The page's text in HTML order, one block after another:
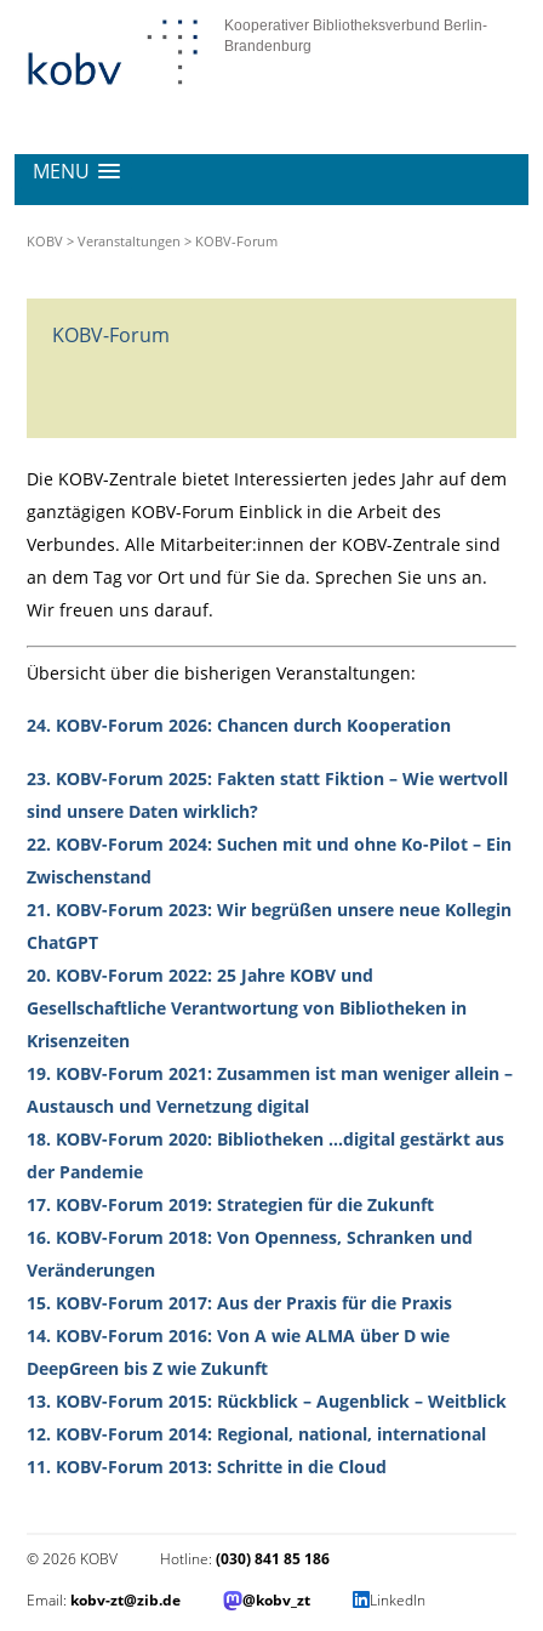
Kooperativer Bibliotheksverbund Berlin-
Brandenburg
MENU
KOBV >Veranstaltungen > KOBV-Forum
KOBV-Forum
Die KOBV-Zentrale bietet Interessierten jedes Jahr auf dem
ganztägigen KOBV-Forum Einblick in die Arbeit des
Verbundes. Alle Mitarbeiter:innen der KOBV-Zentrale sind
an dem Tag vor Ort und für Sie da. Sprechen Sie uns an.
Wir freuen uns darauf.
Übersicht über die bisherigen Veranstaltungen:
24. KOBV-Forum 2026: Chancen durch Kooperation
23. KOBV-Forum 2025: Fakten statt Fiktion – Wie wertvoll
sind unsere Daten wirklich?
22. KOBV-Forum 2024: Suchen mit und ohne Ko-Pilot – Ein
Zwischenstand
21. KOBV-Forum 2023: Wir begrüßen unsere neue Kollegin
ChatGPT
20. KOBV-Forum 2022: 25 Jahre KOBV und
Gesellschaftliche Verantwortung von Bibliotheken in
Krisenzeiten
19. KOBV-Forum 2021: Zusammen ist man weniger allein –
Austausch und Vernetzung digital
18. KOBV-Forum 2020: Bibliotheken …digital gestärkt aus
der Pandemie
17. KOBV-Forum 2019: Strategien für die Zukunft
16. KOBV-Forum 2018: Von Openness, Schranken und
Veränderungen
15. KOBV-Forum 2017: Aus der Praxis für die Praxis
14. KOBV-Forum 2016: Von A wie ALMA über D wie
DeepGreen bis Z wie Zukunft
13. KOBV-Forum 2015: Rückblick – Augenblick – Weitblick
12. KOBV-Forum 2014: Regional, national, international
11. KOBV-Forum 2013: Schritte in die Cloud
© 2026 KOBV Hotline:(030) 841 85 186
Email: kobv-zt@zib.de @kobv_zt
LinkedIn